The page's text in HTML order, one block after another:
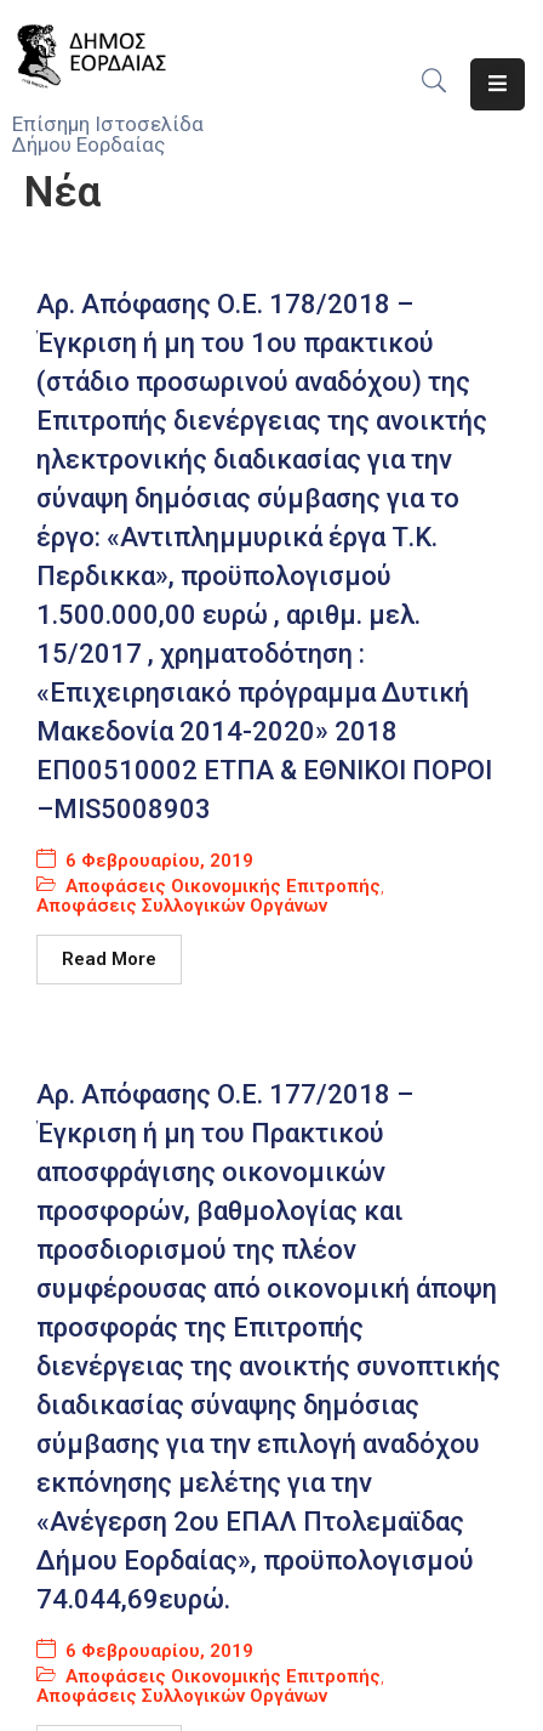
Επίσημη Ιστοσελίδα
Δήμου Εορδαίας
Δήμος
Υπηρεσίες
Του
Δήμου
Προσκλήσεις
Αποφάσεις
Τηλέφωνα
Καιρός
Νέα
Αρ. Απόφασης Ο.Ε. 178/2018 –
Έγκριση ή μη του 1ου πρακτικού
(στάδιο προσωρινού αναδόχου) της
Επιτροπής διενέργειας της ανοικτής
ηλεκτρονικής διαδικασίας για την
σύναψη δημόσιας σύμβασης για το
έργο: «Αντιπλημμυρικά έργα Τ.Κ.
Περδικκα», προϋπολογισμού
1.500.000,00 ευρώ , αριθμ. μελ.
15/2017 , χρηματοδότηση :
«Επιχειρησιακό πρόγραμμα Δυτική
Μακεδονία 2014-2020» 2018
ΕΠ00510002 ΕΤΠΑ & ΕΘΝΙΚΟΙ ΠΟΡΟΙ
–MIS5008903
6 Φεβρουαρίου, 2019
Αποφάσεις Οικονομικής Επιτροπής,
Αποφάσεις Συλλογικών Οργάνων
Read More
Αρ. Απόφασης Ο.Ε. 177/2018 –
Έγκριση ή μη του Πρακτικού
αποσφράγισης οικονομικών
προσφορών, βαθμολογίας και
προσδιορισμού της πλέον
συμφέρουσας από οικονομική άποψη
προσφοράς της Επιτροπής
διενέργειας της ανοικτής συνοπτικής
διαδικασίας σύναψης δημόσιας
σύμβασης για την επιλογή αναδόχου
εκπόνησης μελέτης για την
«Ανέγερση 2ου ΕΠΑΛ Πτολεμαϊδας
Δήμου Εορδαίας», προϋπολογισμού
74.044,69ευρώ.
6 Φεβρουαρίου, 2019
Αποφάσεις Οικονομικής Επιτροπής,
Αποφάσεις Συλλογικών Οργάνων